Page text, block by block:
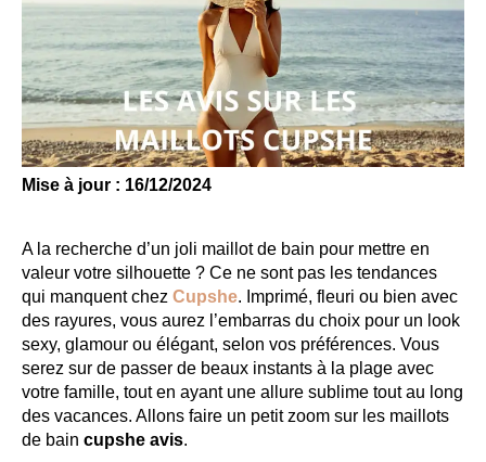
Mise à jour : 16/12/2024
A la recherche d’un joli maillot de bain pour mettre en
valeur votre silhouette ? Ce ne sont pas les tendances
qui manquent chez Cupshe. Imprimé, fleuri ou bien avec
des rayures, vous aurez l’embarras du choix pour un look
sexy, glamour ou élégant, selon vos préférences. Vous
serez sur de passer de beaux instants à la plage avec
votre famille, tout en ayant une allure sublime tout au long
des vacances. Allons faire un petit zoom sur les maillots
de bain cupshe avis.